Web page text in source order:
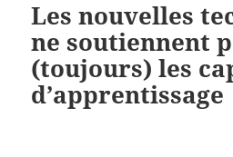
Les nouvelles
ne soutiennent
(toujours) les
d’apprentissage